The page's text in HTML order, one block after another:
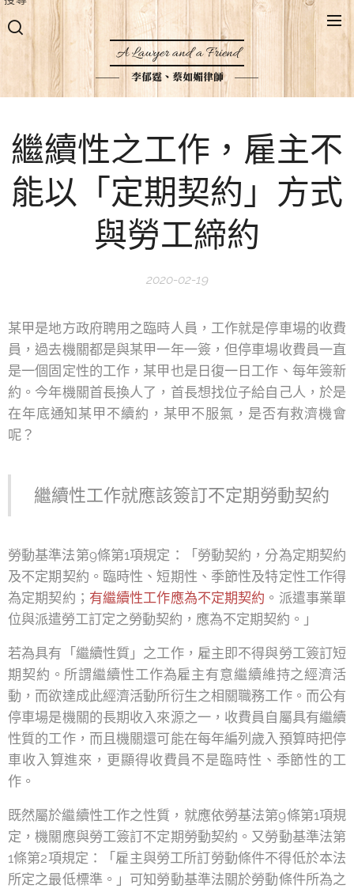
A Lawyer and a Friend
李郁霆、蔡如媚律師
繼續性之工作，雇主不
能以「定期契約」方式
與勞工締約
2020-02-19
某甲是地方政府聘用之臨時人員，工作就是停車場的收費
員，過去機關都是與某甲一年一簽，但停車場收費員一直
是一個固定性的工作，某甲也是日復一日工作、每年簽新
約。今年機關首長換人了，首長想找位子給自己人，於是
在年底通知某甲不續約，某甲不服氣，是否有救濟機會
呢？
繼續性工作就應該簽訂不定期勞動契約
勞動基準法第9條第1項規定：「勞動契約，分為定期契約
及不定期契約。臨時性、短期性、季節性及特定性工作得
為定期契約； 有繼續性工作應為不定期契約 。派遣事業單
位與派遣勞工訂定之勞動契約，應為不定期契約。」
若為具有「繼續性質」之工作，雇主即不得與勞工簽訂短
期契約。所謂繼續性工作為雇主有意繼續維持之經濟活
動，而欲達成此經濟活動所衍生之相關職務工作。而公有
停車場是機關的長期收入來源之一，收費員自屬具有繼續
性質的工作，而且機關還可能在每年編列歲入預算時把停
車收入算進來，更顯得收費員不是臨時性、季節性的工
作。
既然屬於繼續性工作之性質，就應依勞基法第9條第1項規
定，機關應與勞工簽訂不定期勞動契約。又勞動基準法第
1條第2項規定：「雇主與勞工所訂勞動條件不得低於本法
所定之最低標準。」可知勞動基準法關於勞動條件所為之